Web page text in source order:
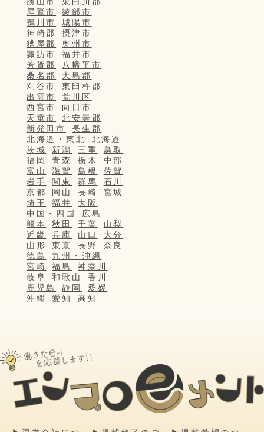
尾鷲市
綾部市
鴨川市
城陽市
神崎郡
摂津市
糟屋郡
奥州市
諏訪市
福井市
芳賀郡
八幡平市
桑名郡
大島郡
刈谷市
東臼杵郡
出雲市
荒川区
西宮市
向日市
天童市
北安曇郡
新発田市
長生郡
北海道・東北
北海道
茨城
新潟 三重
鳥取
福岡
青森 栃木
中部
富山
滋賀 島根
佐賀
岩手
関東 群馬
石川
京都
岡山 長崎
宮城
埼玉
福井
大阪
中国・四国
広島
熊本
秋田 千葉
山梨
近畿
兵庫 山口
大分
山形
東京 長野
奈良
徳島
九州・沖縄
宮崎
福島
神奈川
岐阜
和歌山
香川
鹿児島
静岡
愛媛
沖縄
愛知 高知